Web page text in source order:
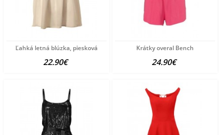
Ľahká letná blúzka, piesková
22.90€
Krátky overal Bench
24.90€